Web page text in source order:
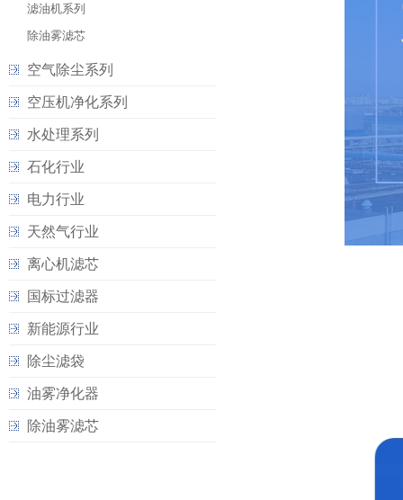
滤油机系列
除油雾滤芯
空气除尘系列
空压机净化系列
水处理系列
石化行业
电力行业
天然气行业
离心机滤芯
国标过滤器
新能源行业
除尘滤袋
油雾净化器
除油雾滤芯